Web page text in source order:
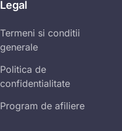
Legal
Termeni si conditii
generale
Politica de
confidentialitate
Program de afiliere